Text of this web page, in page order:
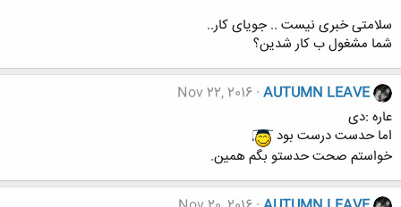
سلامتی خبری نیست .. جویای کار..
شما مشغول ب کار شدین؟
AUTUMN LEAVE
Nov 22, 2016
عاره :دی
اما حدست درست بود
خواستم صحت حدستو بگم همین.